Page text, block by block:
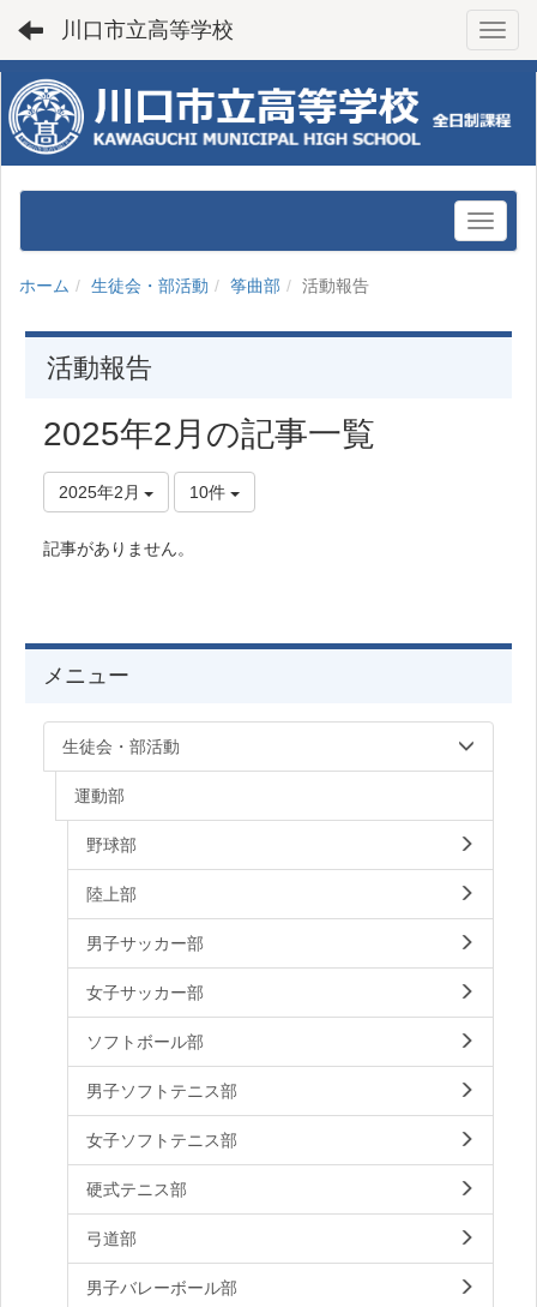
川口市立高等学校
ホーム 生徒会・部活動 筝曲部 活動報告
活動報告
2025年2月の記事一覧
2025年2月 10件
記事がありません。
メニュー
生徒会・部活動
運動部
野球部
陸上部
男子サッカー部
女子サッカー部
ソフトボール部
男子ソフトテニス部
女子ソフトテニス部
硬式テニス部
弓道部
男子バレーボール部